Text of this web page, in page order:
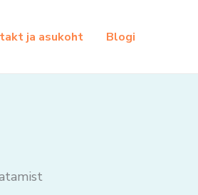
ja asukoht Blogi